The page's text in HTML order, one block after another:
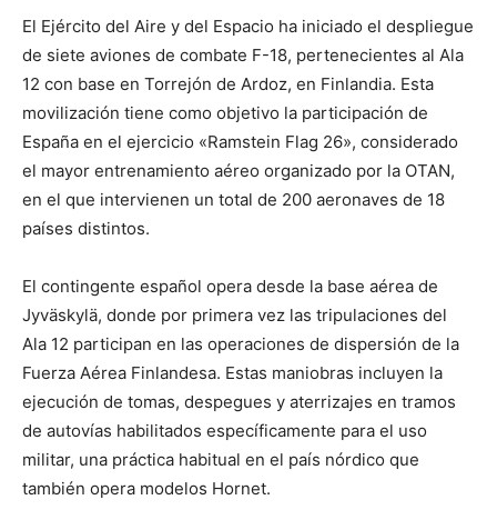
El Ejército del Aire y del Espacio ha iniciado el despliegue
de siete aviones de combate F-18, pertenecientes al Ala
12 con base en Torrejón de Ardoz, en Finlandia. Esta
movilización tiene como objetivo la participación de
España en el ejercicio «Ramstein Flag 26», considerado
el mayor entrenamiento aéreo organizado por la OTAN,
en el que intervienen un total de 200 aeronaves de 18
países distintos.
El contingente español opera desde la base aérea de
Jyväskylä, donde por primera vez las tripulaciones del
Ala 12 participan en las operaciones de dispersión de la
Fuerza Aérea Finlandesa. Estas maniobras incluyen la
ejecución de tomas, despegues y aterrizajes en tramos
de autovías habilitados específicamente para el uso
militar, una práctica habitual en el país nórdico que
también opera modelos Hornet.